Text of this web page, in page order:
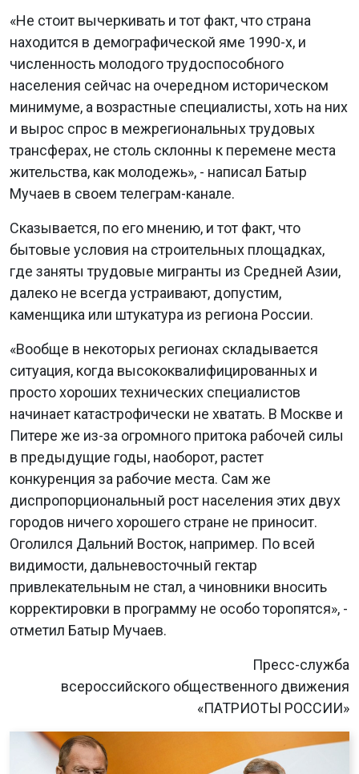
«Не стоит вычеркивать и тот факт, что страна
находится в демографической яме 1990-х, и
численность молодого трудоспособного
населения сейчас на очередном историческом
минимуме, а возрастные специалисты, хоть на них
и вырос спрос в межрегиональных трудовых
трансферах, не столь склонны к перемене места
жительства, как молодежь», - написал Батыр
Мучаев в своем телеграм-канале.
Сказывается, по его мнению, и тот факт, что
бытовые условия на строительных площадках,
где заняты трудовые мигранты из Средней Азии,
далеко не всегда устраивают, допустим,
каменщика или штукатура из региона России.
«Вообще в некоторых регионах складывается
ситуация, когда высококвалифицированных и
просто хороших технических специалистов
начинает катастрофически не хватать. В Москве и
Питере же из-за огромного притока рабочей силы
в предыдущие годы, наоборот, растет
конкуренция за рабочие места. Сам же
диспропорциональный рост населения этих двух
городов ничего хорошего стране не приносит.
Оголился Дальний Восток, например. По всей
видимости, дальневосточный гектар
привлекательным не стал, а чиновники вносить
корректировки в программу не особо торопятся», -
отметил Батыр Мучаев.
Пресс-служба
всероссийского общественного движения
«ПАТРИОТЫ РОССИИ»